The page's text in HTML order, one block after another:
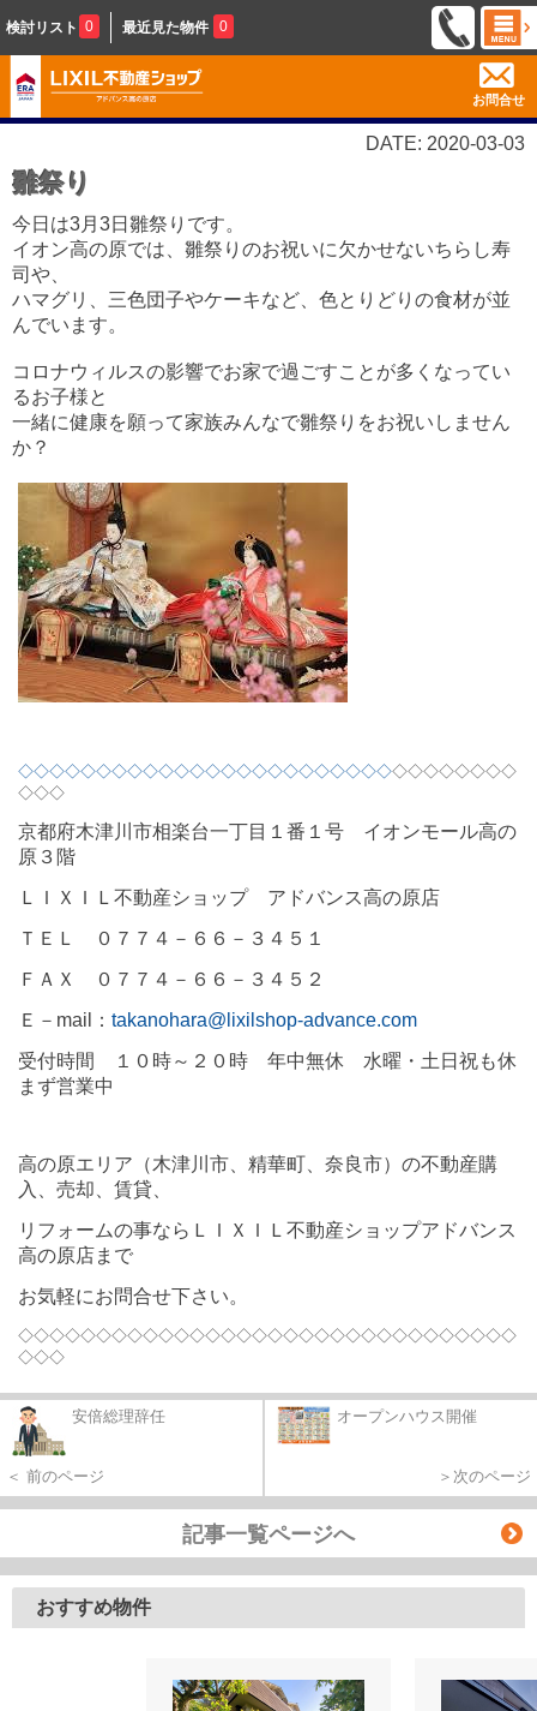
検討リスト 0 最近見た物件 0
お問合せ
DATE: 2020-03-03
雛祭り
今日は3月3日雛祭りです。
イオン高の原では、雛祭りのお祝いに欠かせないちらし寿
司や、
ハマグリ、三色団子やケーキなど、色とりどりの食材が並
んでいます。
コロナウィルスの影響でお家で過ごすことが多くなってい
るお子様と
一緒に健康を願って家族みんなで雛祭りをお祝いしません
か？
◇◇◇◇◇◇◇◇◇◇◇◇◇◇◇◇◇◇◇◇◇◇◇◇◇◇◇◇◇◇◇◇
◇◇◇
京都府木津川市相楽台一丁目１番１号 イオンモール高の
原３階
ＬＩＸＩＬ不動産ショップ アドバンス高の原店
ＴＥＬ ０７７４－６６－３４５１
ＦＡＸ ０７７４－６６－３４５２
Ｅ－ mail ： takanohara@lixilshop-advance.com
受付時間 １０時～２０時 年中無休 水曜・土日祝も休
まず営業中
高の原エリア（木津川市、精華町、奈良市）の不動産購
入、売却、賃貸、
リフォームの事ならＬＩＸＩＬ不動産ショップアドバンス
高の原店まで
お気軽にお問合せ下さい。
◇◇◇◇◇◇◇◇◇◇◇◇◇◇◇◇◇◇◇◇◇◇◇◇◇◇◇◇◇◇◇◇
◇◇◇
安倍総理辞任
＜ 前のページ
オープンハウス開催
＞次のページ
記事一覧ページへ
おすすめ物件